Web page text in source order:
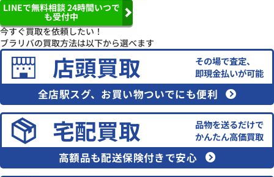
LINEで無料相談24時間いつで
も受付中
今すぐ買取を依頼したい！
ブラリバの買取方法は以下から選べます
店頭買取
その場で査定、
即現金払いが可能
全店駅スグ、お買い物ついでにも便利
宅配買取
品物を送るだけで
かんたん高価買取
高額品も配送保険付きで安心